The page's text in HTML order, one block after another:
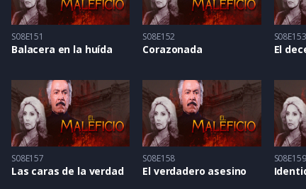
S08E151
Balacera en la huída
S08E152
Corazonada
S08E153
El
S08E157
Las caras de la verdad
S08E158
El verdadero asesino
S08E159